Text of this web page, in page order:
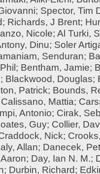
; Spector, Tim
; Richards, J Brent;
Nicole; Al Turki,
Dinu; Soler
Senduran;
; Bentham, Jamie;
; Blackwood, Douglas;
Patrick; Bounds,
Calissano, Mattia;
Antonio; Cirak,
Guy; Collier,
Nick;
Allan; Danecek,
; Day, Ian N. M.;
; Durbin, Richard;